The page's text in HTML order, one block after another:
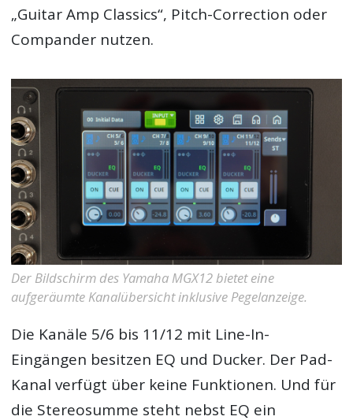
„Guitar Amp Classics“, Pitch-Correction oder
Compander nutzen.
Der Bildschirm des Yamaha MGX12 bietet eine
aufgeräumte Kanalübersicht inklusive Pegelanzeige.
Die Kanäle 5/6 bis 11/12 mit Line-In-
Eingängen besitzen EQ und Ducker. Der Pad-
Kanal verfügt über keine Funktionen. Und für
die Stereosumme steht nebst EQ ein